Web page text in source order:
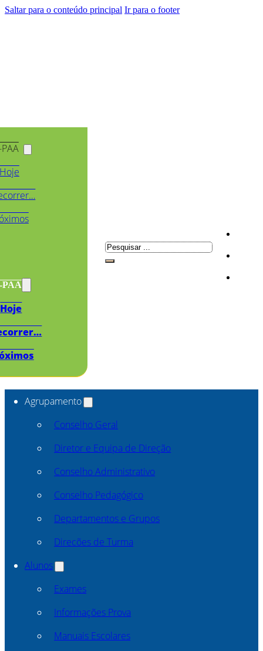
Saltar para o conteúdo principal Ir para o footer
PAA
Hoje
Pesquisar
Agrupamento
Conselho Geral
Diretor e Equipa de Direção
Conselho Administrativo
Conselho Pedagógico
Departamentos e Grupos
Direcões de Turma
Alunos
Exames
Informações Prova
Manuais Escolares